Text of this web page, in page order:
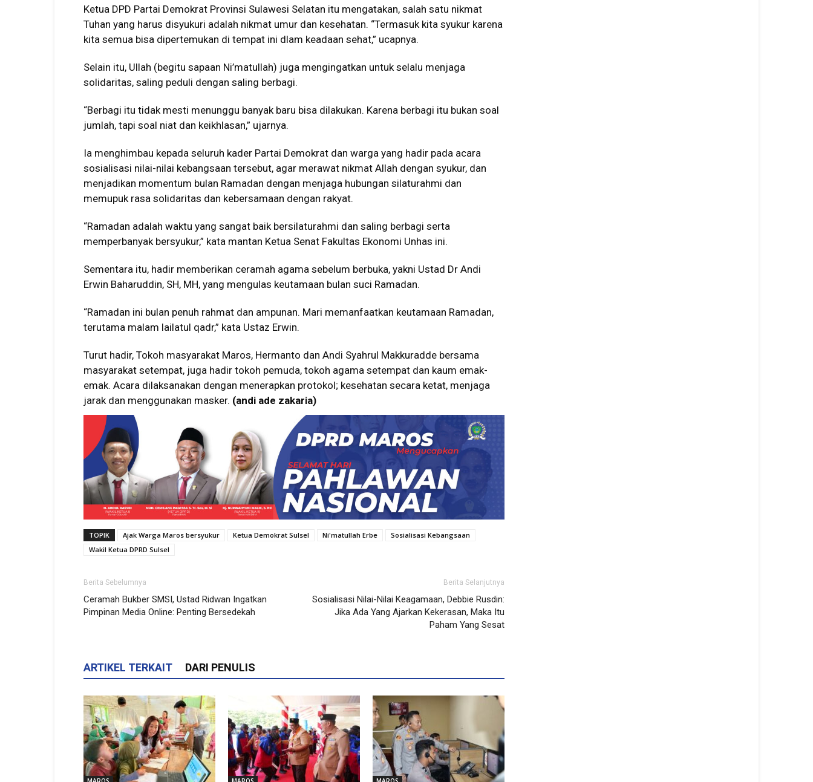
Ketua DPD Partai Demokrat Provinsi Sulawesi Selatan itu mengatakan, salah satu nikmat
Tuhan yang harus disyukuri adalah nikmat umur dan kesehatan. “Termasuk kita syukur karena
kita semua bisa dipertemukan di tempat ini dlam keadaan sehat,” ucapnya.
Selain itu, Ullah (begitu sapaan Ni’matullah) juga mengingatkan untuk selalu menjaga
solidaritas, saling peduli dengan saling berbagi.
“Berbagi itu tidak mesti menunggu banyak baru bisa dilakukan. Karena berbagi itu bukan soal
jumlah, tapi soal niat dan keikhlasan,” ujarnya.
Ia menghimbau kepada seluruh kader Partai Demokrat dan warga yang hadir pada acara
sosialisasi nilai-nilai kebangsaan tersebut, agar merawat nikmat Allah dengan syukur, dan
menjadikan momentum bulan Ramadan dengan menjaga hubungan silaturahmi dan
memupuk rasa solidaritas dan kebersamaan dengan rakyat.
“Ramadan adalah waktu yang sangat baik bersilaturahmi dan saling berbagi serta
memperbanyak bersyukur,” kata mantan Ketua Senat Fakultas Ekonomi Unhas ini.
Sementara itu, hadir memberikan ceramah agama sebelum berbuka, yakni Ustad Dr Andi
Erwin Baharuddin, SH, MH, yang mengulas keutamaan bulan suci Ramadan.
“Ramadan ini bulan penuh rahmat dan ampunan. Mari memanfaatkan keutamaan Ramadan,
terutama malam lailatul qadr,” kata Ustaz Erwin.
Turut hadir, Tokoh masyarakat Maros, Hermanto dan Andi Syahrul Makkuradde bersama
masyarakat setempat, juga hadir tokoh pemuda, tokoh agama setempat dan kaum emak-
emak. Acara dilaksanakan dengan menerapkan protokol; kesehatan secara ketat, menjaga
jarak dan menggunakan masker. (andi ade zakaria)
TOPIK Ajak Warga Maros bersyukur Ketua Demokrat Sulsel Ni'matullah Erbe
Sosialisasi Kebangsaan
Wakil Ketua DPRD Sulsel
Berita Sebelumnya
Ceramah Bukber SMSI, Ustad Ridwan Ingatkan
Pimpinan Media Online: Penting Bersedekah
Berita Selanjutnya
Sosialisasi Nilai-Nilai Keagamaan, Debbie Rusdin:
Jika Ada Yang Ajarkan Kekerasan, Maka Itu
Paham Yang Sesat
ARTIKEL TERKAIT DARI PENULIS